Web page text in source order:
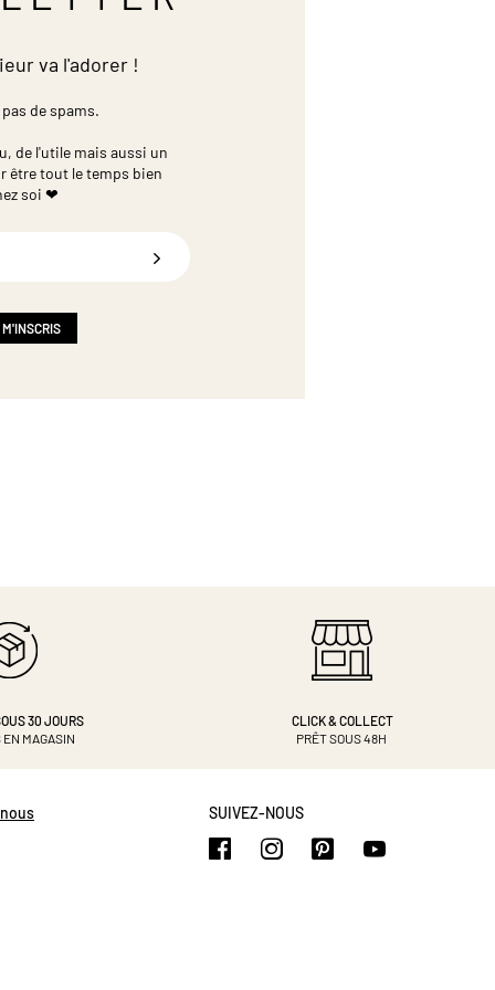
va l'adorer !
de spams.
de l'utile mais aussi un
être tout le temps bien
soi ❤
30 JOURS
EN MAGASIN
CLICK & COLLECT
PRÊT SOUS 48H
SUIVEZ-NOUS
https://https://https://https://